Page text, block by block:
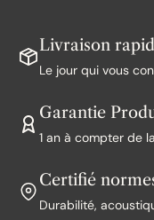
Livraison
Le jour qui vous
Garantie
1 an à compter de
Certifié
Durabilité,